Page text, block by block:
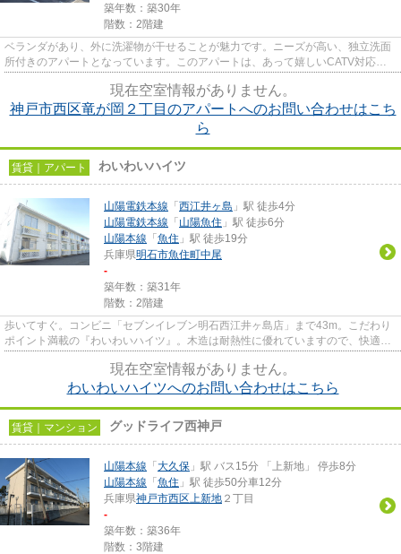
築年数：築30年
階数：2階建
ベランダがあり、外に洗濯物が干せることが魅力です。ニーズが高い、独立洗面
所付きのアパートとなっています。このアパートは、あって嬉しいCATV対応の
現在空室情報がありません。
神戸市西区竜が岡２丁目のアパートへのお問い合わせはこち
ら
賃貸｜アパート わいわいハイツ
山陽電鉄本線 「 西江井ヶ島 」駅 徒歩4分
山陽電鉄本線 「 山陽魚住 」駅 徒歩6分
山陽本線 「 魚住 」駅 徒歩19分
兵庫県明石市魚住町中尾
-
築年数：築31年
階数：2階建
歩いてすぐ。コンビニ「セブンイレブン明石西江井ヶ島店」まで43m。こだわり
ポイント満載の『わいわいハイツ』。木造は耐熱性に優れていますので、快適な
現在空室情報がありません。
わいわいハイツへのお問い合わせはこちら
賃貸｜マンション グッドライフ西神戸
山陽本線 「 大久保 」駅 バス15分 「上新地」 停歩8分
山陽本線 「 魚住 」駅 徒歩50分車12分
兵庫県神戸市西区上新地 ２丁目
-
築年数：築36年
階数：3階建